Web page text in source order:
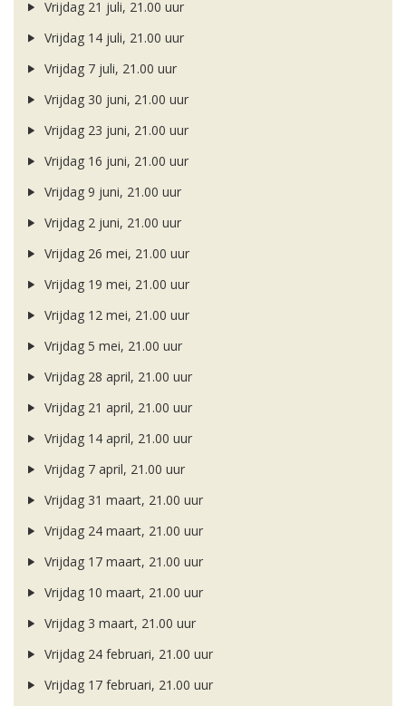
Vrijdag 21 juli, 21.00 uur
Vrijdag 14 juli, 21.00 uur
Vrijdag 7 juli, 21.00 uur
Vrijdag 30 juni, 21.00 uur
Vrijdag 23 juni, 21.00 uur
Vrijdag 16 juni, 21.00 uur
Vrijdag 9 juni, 21.00 uur
Vrijdag 2 juni, 21.00 uur
Vrijdag 26 mei, 21.00 uur
Vrijdag 19 mei, 21.00 uur
Vrijdag 12 mei, 21.00 uur
Vrijdag 5 mei, 21.00 uur
Vrijdag 28 april, 21.00 uur
Vrijdag 21 april, 21.00 uur
Vrijdag 14 april, 21.00 uur
Vrijdag 7 april, 21.00 uur
Vrijdag 31 maart, 21.00 uur
Vrijdag 24 maart, 21.00 uur
Vrijdag 17 maart, 21.00 uur
Vrijdag 10 maart, 21.00 uur
Vrijdag 3 maart, 21.00 uur
Vrijdag 24 februari, 21.00 uur
Vrijdag 17 februari, 21.00 uur